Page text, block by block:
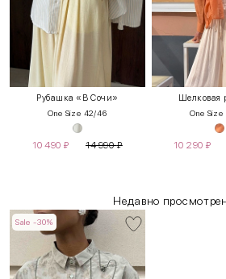
Рубашка «В Сочи»
One Size 42/46
10 490 ₽ 14 990₽
Шелковая
One
10 290 ₽
Недавно
Sale -30%